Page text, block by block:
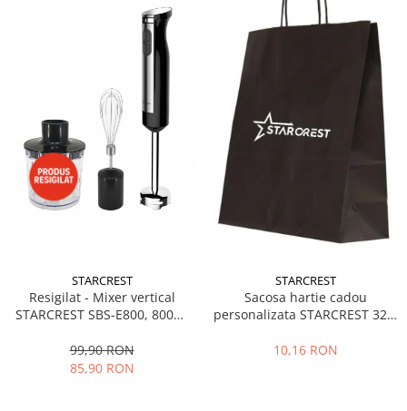
STARCREST
Resigilat - Mixer vertical
STARCREST SBS-E800, 800W,
cana de mixat, negru/inox -
RSG21
99,90 RON
85,90 RON
STARCREST
Sacosa hartie cadou
personalizata STARCREST 32 x
10,16 RON